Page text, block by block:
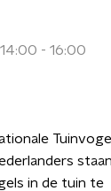
- 16:00
in de tuin te